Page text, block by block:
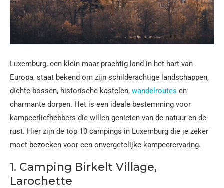
Luxemburg, een klein maar prachtig land in het hart van
Europa, staat bekend om zijn schilderachtige landschappen,
dichte bossen, historische kastelen, wandelroutes en
charmante dorpen. Het is een ideale bestemming voor
kampeerliefhebbers die willen genieten van de natuur en de
rust. Hier zijn de top 10 campings in Luxemburg die je zeker
moet bezoeken voor een onvergetelijke kampeerervaring.
1. Camping Birkelt Village,
Larochette